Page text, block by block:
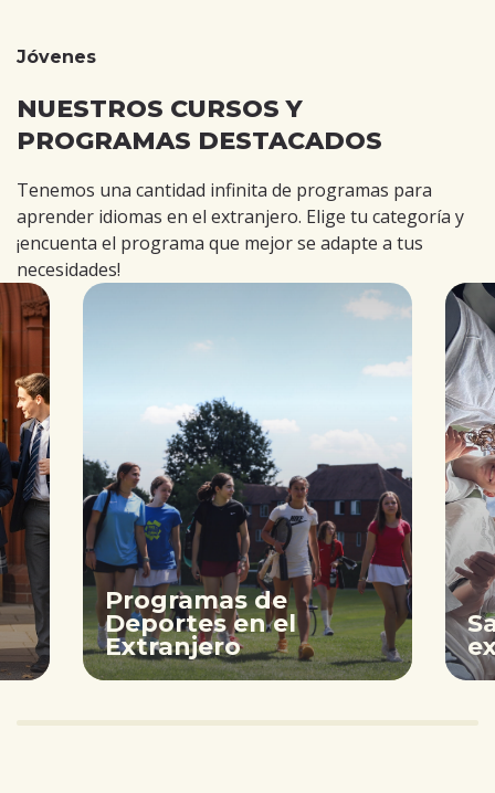
Jóvenes
NUESTROS CURSOS Y
PROGRAMAS DESTACADOS
Tenemos una cantidad infinita de programas para
aprender idiomas en el extranjero. Elige tu categoría y
¡encuenta el programa que mejor se adapte a tus
necesidades!
Programas de
Deportes en el
Extranjero